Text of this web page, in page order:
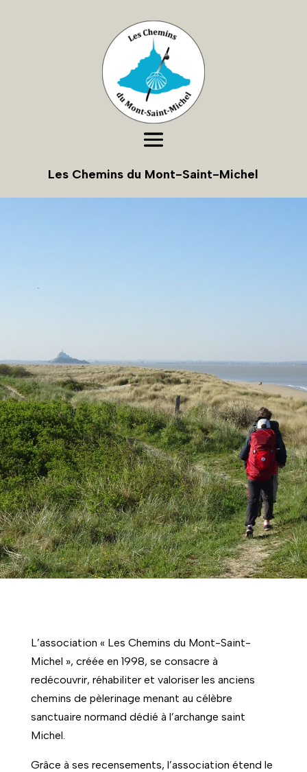
Les Chemins du Mont-Saint-Michel
L’association « Les Chemins du Mont-Saint-
Michel », créée en 1998, se consacre à
redécouvrir, réhabiliter et valoriser les anciens
chemins de pèlerinage menant au célèbre
sanctuaire normand dédié à l’archange saint
Michel.
Grâce à ses recensements, l’association étend le